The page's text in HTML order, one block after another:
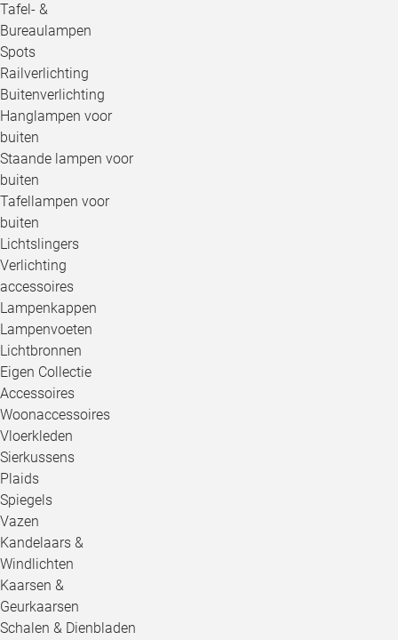
Tafel- &
Bureaulampen
Spots
Railverlichting
Buitenverlichting
Hanglampen voor
buiten
Staande lampen voor
buiten
Tafellampen voor
buiten
Lichtslingers
Verlichting
accessoires
Lampenkappen
Lampenvoeten
Lichtbronnen
Eigen Collectie
Accessoires
Woonaccessoires
Vloerkleden
Sierkussens
Plaids
Spiegels
Vazen
Kandelaars &
Windlichten
Kaarsen &
Geurkaarsen
Schalen & Dienbladen